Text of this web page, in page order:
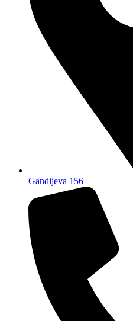
Gandijeva 156